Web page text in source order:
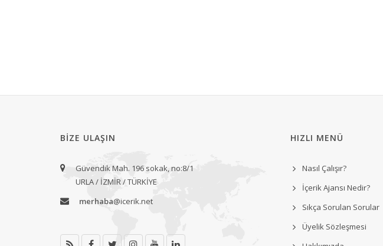
BIZE ULAŞIN
Güvendik Mah. 196 sokak, no:8/1
URLA / İZMİR / TÜRKİYE
merhaba@icerik.net
HIZLI MENÜ
Nasıl Çalışır?
İçerik Ajansı Nedir?
Sıkça Sorulan Sorular
Üyelik Sözleşmesi